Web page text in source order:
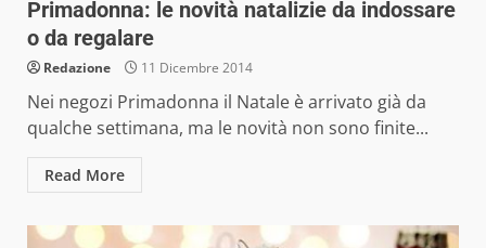
Primadonna: le novità natalizie da indossare
o da regalare
Redazione 11 Dicembre 2014
Nei negozi Primadonna il Natale è arrivato già da
qualche settimana, ma le novità non sono finite...
Read More